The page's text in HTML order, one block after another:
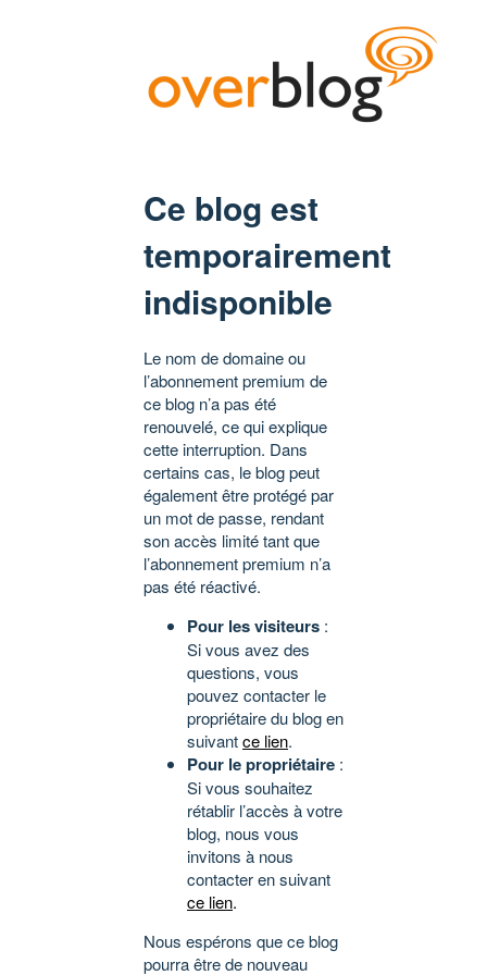
Ce blog est
temporairement
indisponible
Le nom de domaine ou
l’abonnement premium de
ce blog n’a pas été
renouvelé, ce qui explique
cette interruption. Dans
certains cas, le blog peut
également être protégé par
un mot de passe, rendant
son accès limité tant que
l’abonnement premium n’a
pas été réactivé.
Pour les visiteurs :
Si vous avez des
questions, vous
pouvez contacter le
propriétaire du blog en
suivantce lien.
Pour le propriétaire :
Si vous souhaitez
rétablir l’accès à votre
blog, nous vous
invitons à nous
contacter en suivant
ce lien.
Nous espérons que ce blog
pourra être de nouveau